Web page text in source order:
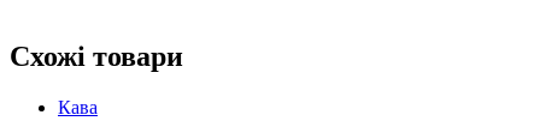
Схожі товари
Кава